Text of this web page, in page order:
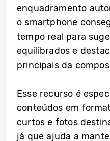
enquadramento
o smartphone
tempo real para
equilibrados e
principais da
Esse recurso é
conteúdos em
curtos e fotos
já que ajuda a